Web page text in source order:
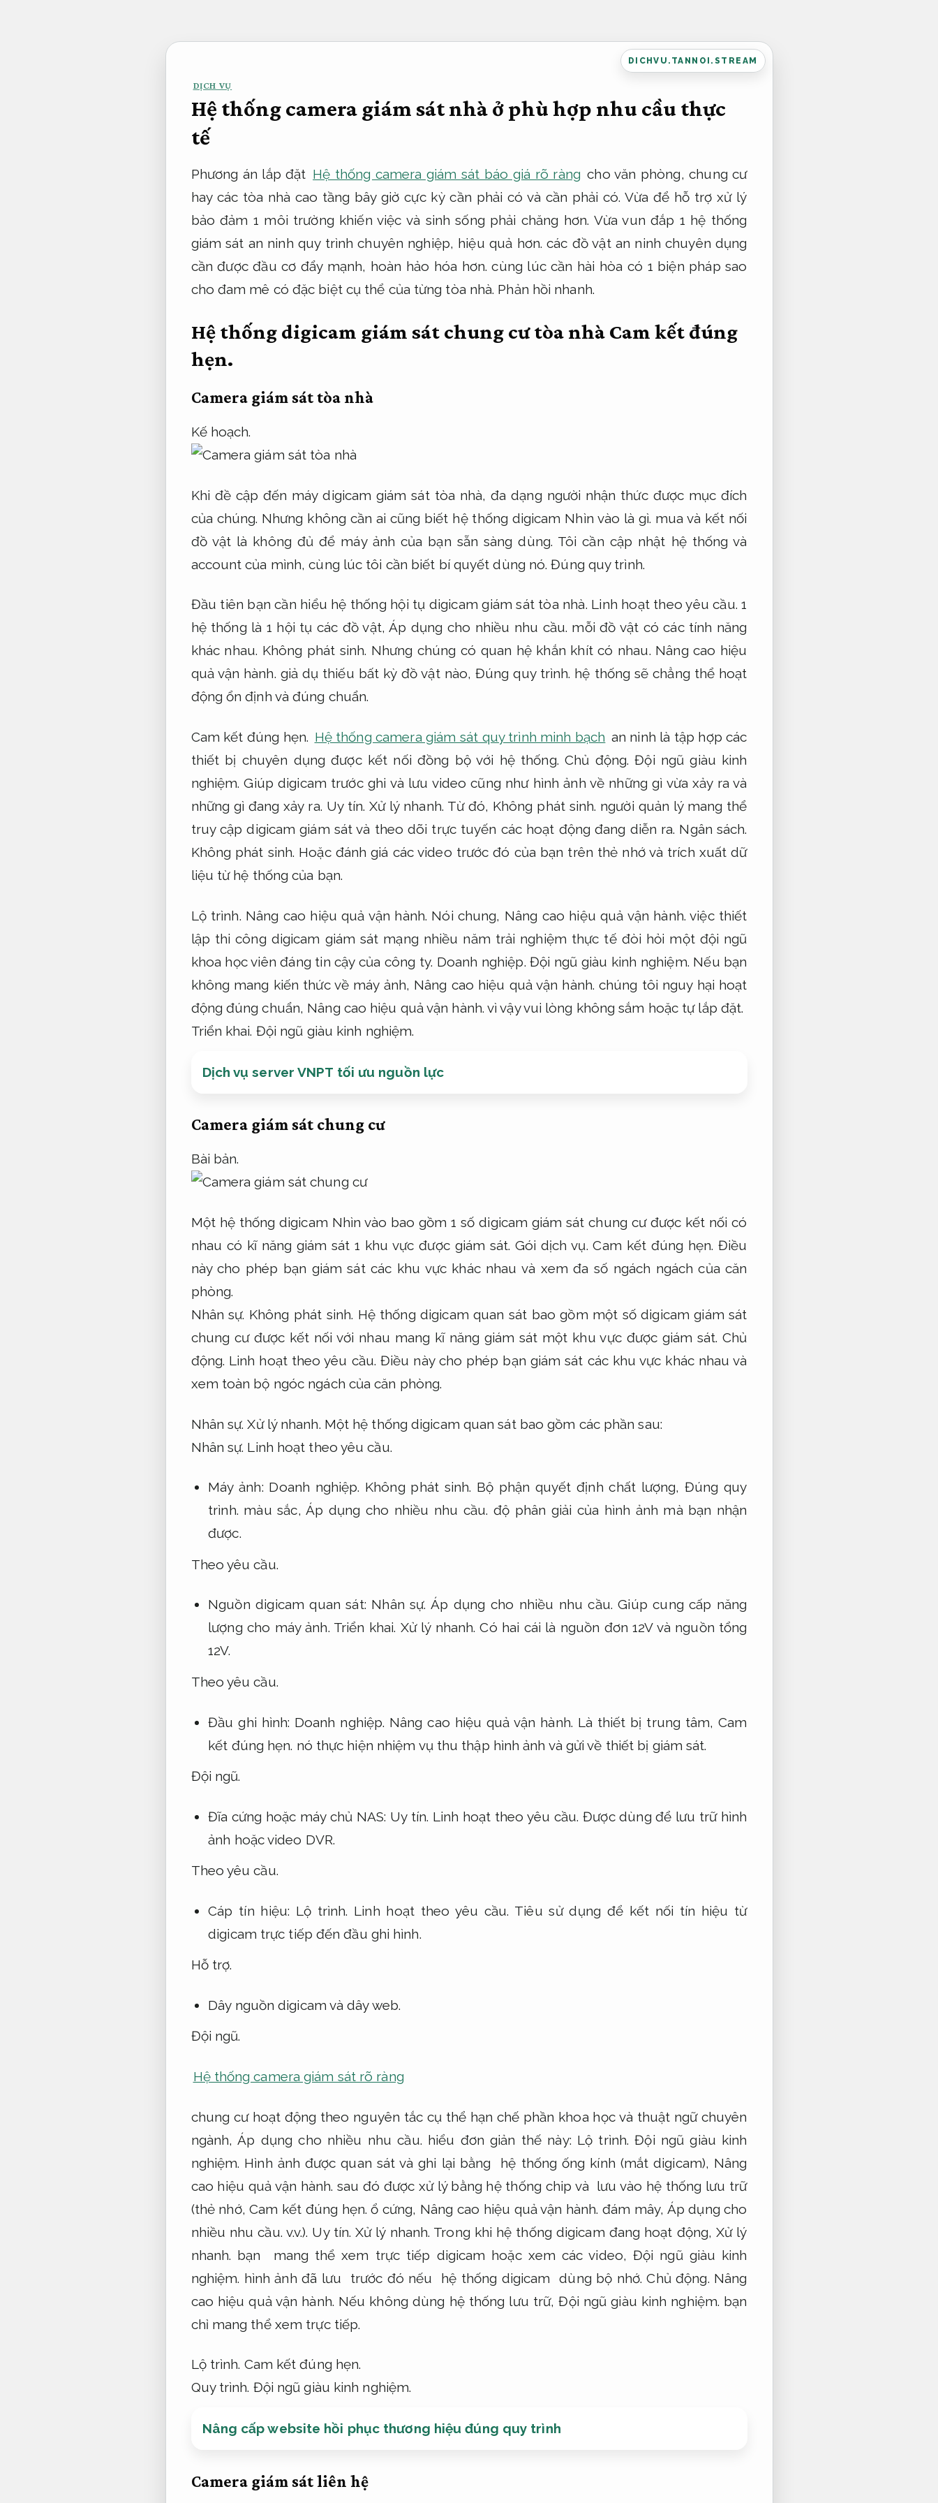
DICHVU.TANNOI.STREAM
DỊCH VỤ
Hệ thống camera giám sát nhà ở phù hợp nhu cầu thực
tế
Phương án lắp đặt Hệ thống camera giám sát báo giá rõ ràng cho văn phòng, chung cư
hay các tòa nhà cao tầng bây giờ cực kỳ cần phải có và cần phải có. Vừa để hỗ trợ xử lý
bảo đảm 1 môi trường khiến việc và sinh sống phải chăng hơn. Vừa vun đắp 1 hệ thống
giám sát an ninh quy trình chuyên nghiệp, hiệu quả hơn. các đồ vật an ninh chuyên dụng
cần được đầu cơ đẩy mạnh, hoàn hảo hóa hơn. cùng lúc cần hài hòa có 1 biện pháp sao
cho đam mê có đặc biệt cụ thể của từng tòa nhà. Phản hồi nhanh.
Hệ thống digicam giám sát chung cư tòa nhà Cam kết đúng
hẹn.
Camera giám sát tòa nhà
Kế hoạch.
Khi đề cập đến máy digicam giám sát tòa nhà, đa dạng người nhận thức được mục đích
của chúng. Nhưng không cần ai cũng biết hệ thống digicam Nhìn vào là gì. mua và kết nối
đồ vật là không đủ để máy ảnh của bạn sẵn sàng dùng. Tôi cần cập nhật hệ thống và
account của mình, cùng lúc tôi cần biết bí quyết dùng nó.Đúng quy trình.
Đầu tiên bạn cần hiểu hệ thống hội tụ digicam giám sát tòa nhà. Linh hoạt theo yêu cầu. 1
hệ thống là 1 hội tụ các đồ vật,Áp dụng cho nhiều nhu cầu. mỗi đồ vật có các tính năng
khác nhau. Không phát sinh. Nhưng chúng có quan hệ khắn khít có nhau. Nâng cao hiệu
quả vận hành. giả dụ thiếu bất kỳ đồ vật nào,Đúng quy trình. hệ thống sẽ chẳng thể hoạt
động ổn định và đúng chuẩn.
Cam kết đúng hẹn. Hệ thống camera giám sát quy trình minh bạch an ninh là tập hợp các
thiết bị chuyên dụng được kết nối đồng bộ với hệ thống. Chủ động. Đội ngũ giàu kinh
nghiệm. Giúp digicam trước ghi và lưu video cũng như hình ảnh về những gì vừa xảy ra và
những gì đang xảy ra. Uy tín. Xử lý nhanh. Từ đó, Không phát sinh. người quản lý mang thể
truy cập digicam giám sát và theo dõi trực tuyến các hoạt động đang diễn ra. Ngân sách.
Không phát sinh. Hoặc đánh giá các video trước đó của bạn trên thẻ nhớ và trích xuất dữ
liệu từ hệ thống của bạn.
Lộ trình. Nâng cao hiệu quả vận hành. Nói chung, Nâng cao hiệu quả vận hành. việc thiết
lập thi công digicam giám sát mạng nhiều năm trải nghiệm thực tế đòi hỏi một đội ngũ
khoa học viên đáng tin cậy của công ty. Doanh nghiệp. Đội ngũ giàu kinh nghiệm. Nếu bạn
không mang kiến ​​thức về máy ảnh, Nâng cao hiệu quả vận hành. chúng tôi nguy hại hoạt
động đúng chuẩn, Nâng cao hiệu quả vận hành. vì vậy vui lòng không sắm hoặc tự lắp đặt.
Triển khai. Đội ngũ giàu kinh nghiệm.
Dịch vụ server VNPT tối ưu nguồn lực
Camera giám sát chung cư
Bài bản.
Một hệ thống digicam Nhìn vào bao gồm 1 số digicam giám sát chung cư được kết nối có
nhau có kĩ năng giám sát 1 khu vực được giám sát.Gói dịch vụ. Cam kết đúng hẹn. Điều
này cho phép bạn giám sát các khu vực khác nhau và xem đa số ngách ngách của căn
phòng.
Nhân sự. Không phát sinh. Hệ thống digicam quan sát bao gồm một số digicam giám sát
chung cư được kết nối với nhau mang kĩ năng giám sát một khu vực được giám sát.Chủ
động. Linh hoạt theo yêu cầu. Điều này cho phép bạn giám sát các khu vực khác nhau và
xem toàn bộ ngóc ngách của căn phòng.
Nhân sự. Xử lý nhanh. Một hệ thống digicam quan sát bao gồm các phần sau:
Nhân sự. Linh hoạt theo yêu cầu.
Máy ảnh: Doanh nghiệp. Không phát sinh. Bộ phận quyết định chất lượng,Đúng quy
trình. màu sắc,Áp dụng cho nhiều nhu cầu. độ phân giải của hình ảnh mà bạn nhận
được.
Theo yêu cầu.
Nguồn digicam quan sát: Nhân sự. Áp dụng cho nhiều nhu cầu. Giúp cung cấp năng
lượng cho máy ảnh. Triển khai. Xử lý nhanh. Có hai cái là nguồn đơn 12V và nguồn tổng
12V.
Theo yêu cầu.
Đầu ghi hình: Doanh nghiệp. Nâng cao hiệu quả vận hành. Là thiết bị trung tâm,Cam
kết đúng hẹn. nó thực hiện nhiệm vụ thu thập hình ảnh và gửi về thiết bị giám sát.
Đội ngũ.
Đĩa cứng hoặc máy chủ NAS: Uy tín. Linh hoạt theo yêu cầu. Được dùng để lưu trữ hình
ảnh hoặc video DVR.
Theo yêu cầu.
Cáp tín hiệu: Lộ trình. Linh hoạt theo yêu cầu. Tiêu sử dụng để kết nối tín hiệu từ
digicam trực tiếp đến đầu ghi hình.
Hỗ trợ.
Dây nguồn digicam và dây web.
Đội ngũ.
Hệ thống camera giám sát rõ ràng
chung cư hoạt động theo nguyên tắc cụ thể hạn chế phần khoa học và thuật ngữ chuyên
ngành,Áp dụng cho nhiều nhu cầu. hiểu đơn giản thế này: Lộ trình. Đội ngũ giàu kinh
nghiệm. Hình ảnh được quan sát và ghi lại bằng hệ thống ống kính (mắt digicam), Nâng
cao hiệu quả vận hành. sau đó được xử lý bằng hệ thống chip và lưu vào hệ thống lưu trữ
(thẻ nhớ,Cam kết đúng hẹn. ổ cứng, Nâng cao hiệu quả vận hành. đám mây, Áp dụng cho
nhiều nhu cầu. v.v.). Uy tín. Xử lý nhanh. Trong khi hệ thống digicam đang hoạt động,Xử lý
nhanh. bạn mang thể xem trực tiếp digicam hoặc xem các video, Đội ngũ giàu kinh
nghiệm. hình ảnh đã lưu trước đó nếu hệ thống digicam dùng bộ nhớ.Chủ động. Nâng
cao hiệu quả vận hành. Nếu không dùng hệ thống lưu trữ,Đội ngũ giàu kinh nghiệm. bạn
chỉ mang thể xem trực tiếp.
Lộ trình. Cam kết đúng hẹn.
Quy trình. Đội ngũ giàu kinh nghiệm.
Nâng cấp website hồi phục thương hiệu đúng quy trình
Camera giám sát liên hệ